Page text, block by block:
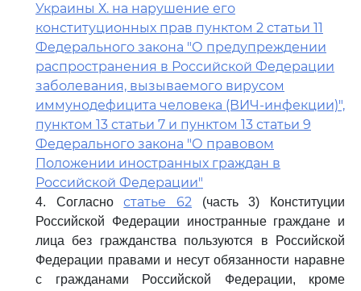
Украины Х. на нарушение его
конституционных прав пунктом 2 статьи 11
Федерального закона "О предупреждении
распространения в Российской Федерации
заболевания, вызываемого вирусом
иммунодефицита человека (ВИЧ-инфекции)",
пунктом 13 статьи 7 и пунктом 13 статьи 9
Федерального закона "О правовом
Положении иностранных граждан в
Российской Федерации"
4. Согласностатье 62 (часть 3) Конституции
Российской Федерации иностранные граждане и
лица без гражданства пользуются в Российской
Федерации правами и несут обязанности наравне
с гражданами Российской Федерации, кроме